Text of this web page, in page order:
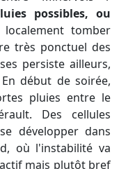
possibles, ou
tomber
très ponctuel des
persiste ailleurs,
début de soirée,
pluies entre le
Des cellules
développer dans
où l'instabilité va
mais plutôt bref